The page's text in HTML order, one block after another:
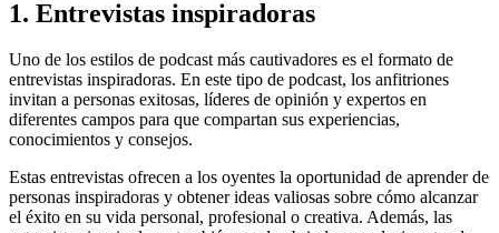
1. Entrevistas inspiradoras
Uno de los estilos de podcast más cautivadores es el formato de
entrevistas inspiradoras. En este tipo de podcast, los anfitriones
invitan a personas exitosas, líderes de opinión y expertos en
diferentes campos para que compartan sus experiencias,
conocimientos y consejos.
Estas entrevistas ofrecen a los oyentes la oportunidad de aprender de
personas inspiradoras y obtener ideas valiosas sobre cómo alcanzar
el éxito en su vida personal, profesional o creativa. Además, las